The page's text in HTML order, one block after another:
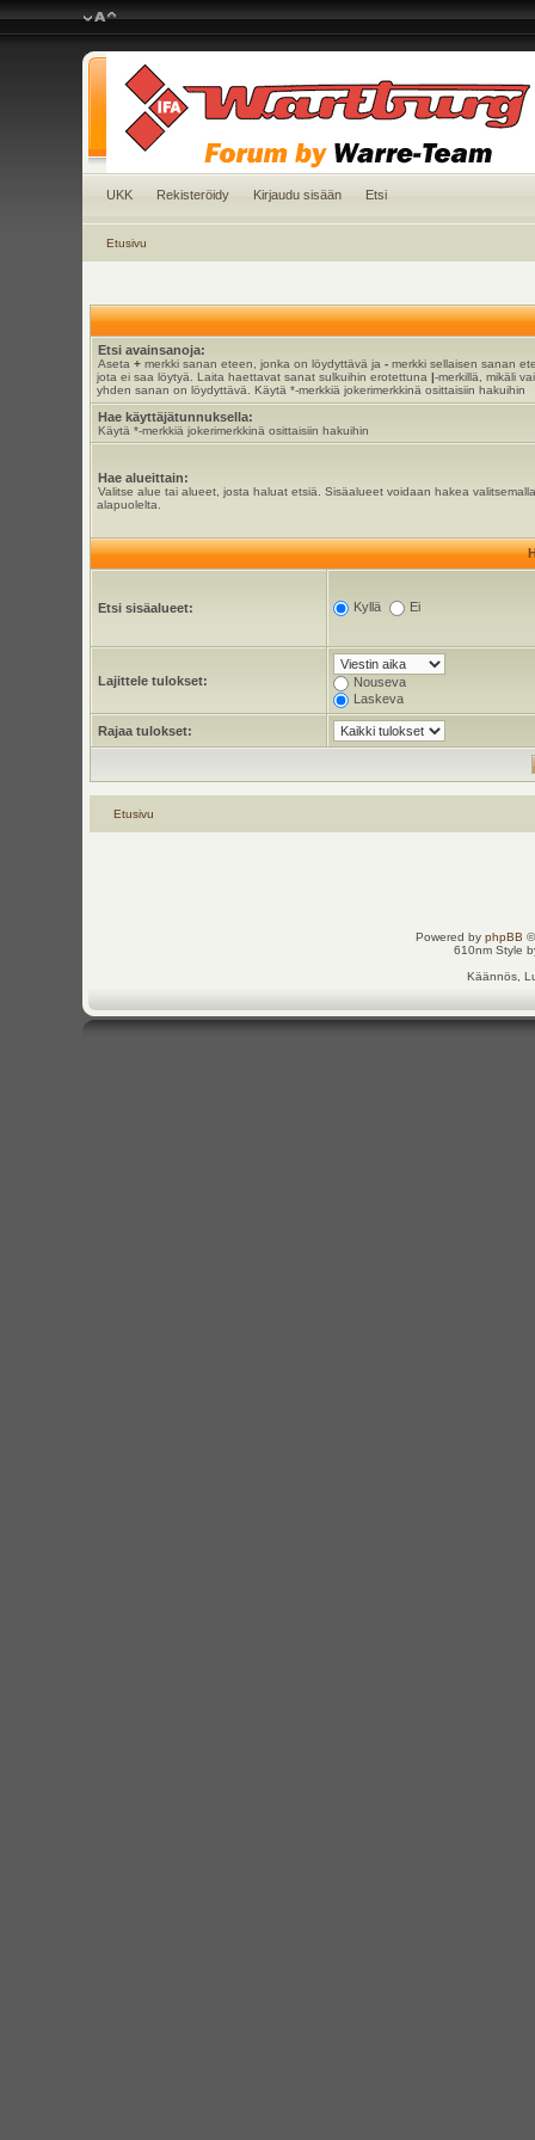
UKK Rekisteröidy Kirjaudu sisään Etsi
Etusivu
Etsi avainsanoja:
Aseta +merkki sanan eteen, jonka on löydyttävä ja -merkki sellaisen sanan
jota ei saa löytyä. Laita haettavat sanat sulkuihin erotettuna |-merkillä, mikäli
yhden sanan on löydyttävä. Käytä *-merkkiä jokerimerkkinä osittaisiin hakuihin
Hae käyttäjätunnuksella:
Käytä *-merkkiä jokerimerkkinä osittaisiin hakuihin
Hae alueittain:
Valitse alue tai alueet, josta haluat etsiä. Sisäalueet voidaan hakea
alapuolelta.
Etsi sisäalueet: Kyllä Ei
Lajittele tulokset:
Nouseva
Laskeva
Rajaa tulokset:
Etusivu
Powered by phpBB
610nm Style
Käännös,